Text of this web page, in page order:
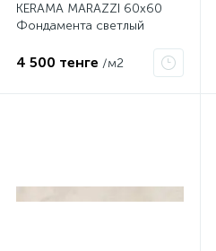
KERAMA MARAZZI 60х60
Фондамента светлый
4 500 тенге /м2